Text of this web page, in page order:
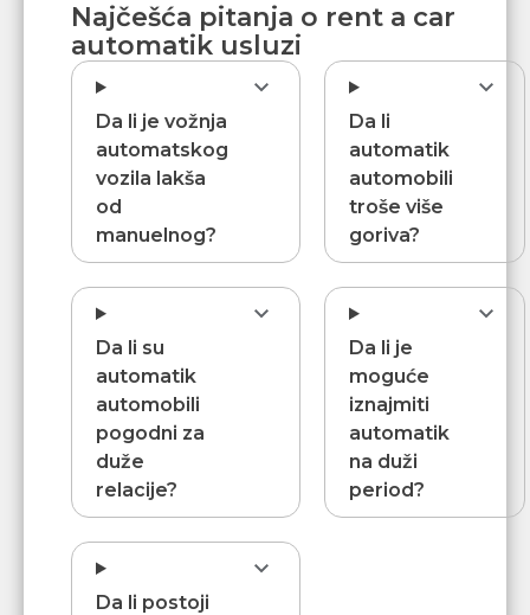
Najčešća pitanja o rent a car
automatik usluzi
Da li je vožnja
automatskog
vozila lakša
od
manuelnog?
Da li
automatik
automobili
troše više
goriva?
Da li su
automatik
automobili
pogodni za
duže
relacije?
Da li je
moguće
iznajmiti
automatik
na duži
period?
Da li postoji